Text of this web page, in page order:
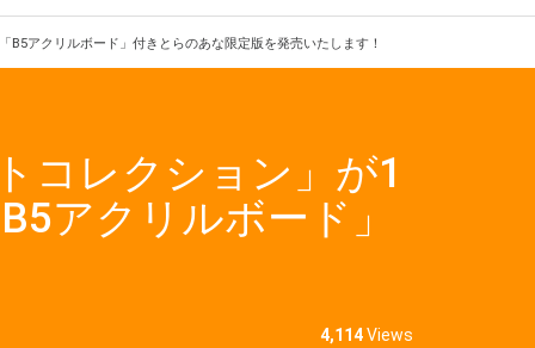
アクリルボード」付きとらのあな限定版を発売いたします！
コレクション」が1
アクリルボード」
4,114Views